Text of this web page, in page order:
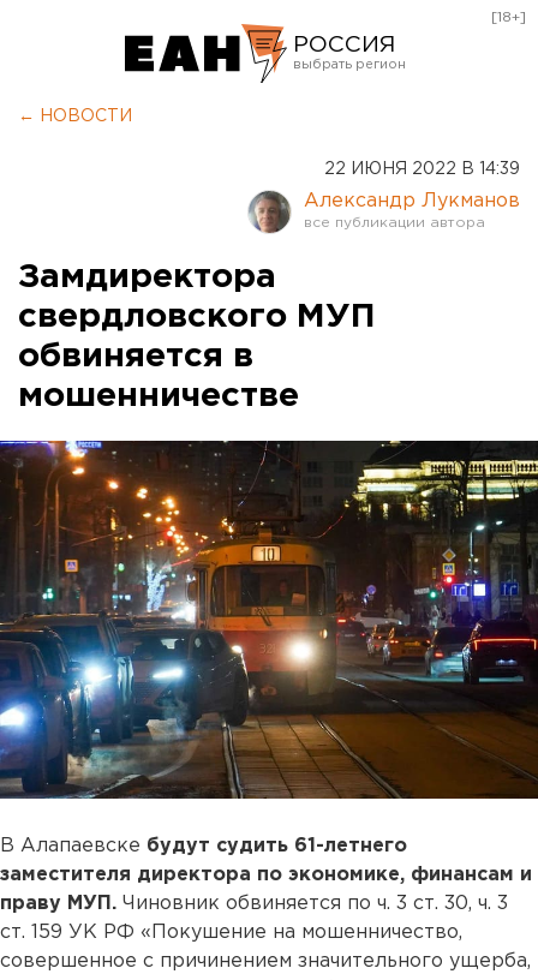
РОССИЯ
Оренбург
[18+]
← НОВОСТИ
22 ИЮНЯ 2022 В 14:39
Александр Лукманов
Замдиректора
свердловского МУП
обвиняется в
мошенничестве
В Алапаевске будут судить 61-летнего
заместителя директора по экономике, финансам и
праву МУП. Чиновник обвиняется по ч. 3 ст. 30, ч. 3
ст. 159 УК РФ «Покушение на мошенничество,
совершенное с причинением значительного ущерба,